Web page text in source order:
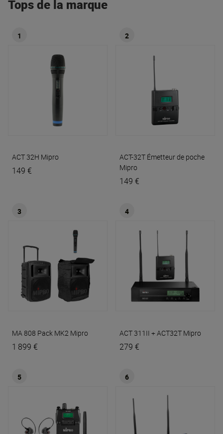
Tops de la marque
1
ACT 32H Mipro
149 €
2
ACT-32T Émetteur de poche
Mipro
149 €
3
MA 808 Pack MK2 Mipro
1 899 €
4
ACT 311II + ACT32T Mipro
279 €
5 6